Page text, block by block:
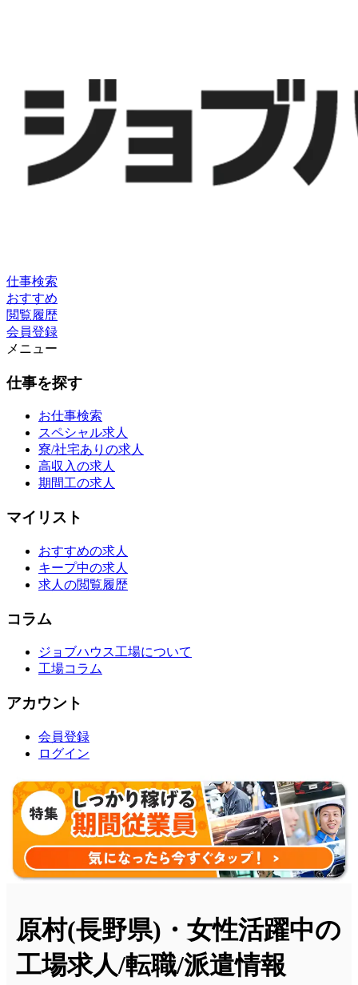
仕事検索
おすすめ
閲覧履歴
会員登録
メニュー
仕事を探す
お仕事検索
スペシャル求人
寮/社宅ありの求人
高収入の求人
期間工の求人
マイリスト
おすすめの求人
キープ中の求人
求人の閲覧履歴
コラム
ジョブハウス工場について
工場コラム
アカウント
会員登録
ログイン
原村(長野県)・女性活躍中の
工場求人/転職/派遣情報